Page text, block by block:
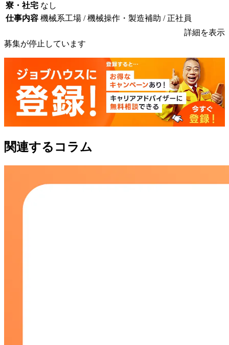
寮・社宅 なし
仕事内容 機械系工場 / 機械操作・製造補助 / 正社員
詳細を表示
募集が停止しています
関連するコラム